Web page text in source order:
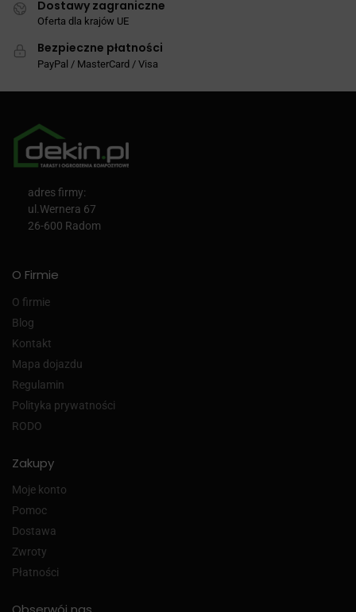
Dostawy zagraniczne
Oferta dla krajów UE
Bezpieczne płatności
PayPal / MasterCard / Visa
adres firmy:
ul.Wernera 67
26-600 Radom
O Firmie
O firmie
Blog
Kontakt
Mapa dojazdu
Regulamin
Polityka prywatności
RODO
Zakupy
Moje konto
Pomoc
Dostawa
Zwroty
Płatności